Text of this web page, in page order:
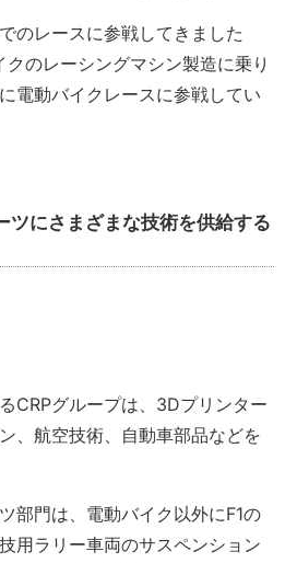
のレースに参戦してきました
のレーシングマシン製造に乗り
電動バイクレースに参戦してい
ツにさまざまな技術を供給する
CRPグループは、3Dプリンター
、航空技術、自動車部品などを
部門は、電動バイク以外にF1の
用ラリー車両のサスペンション